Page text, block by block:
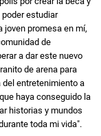
estudiar
joven promesa en mí,
de
a dar este nuevo
de arena para
entretenimiento a
haya conseguido la
historias y mundos
toda mi vida".